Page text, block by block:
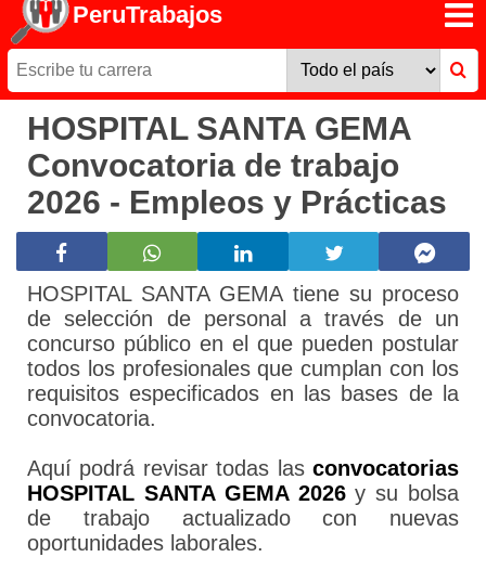
PeruTrabajos
HOSPITAL SANTA GEMA
Convocatoria de trabajo
2026 - Empleos y Prácticas
HOSPITAL SANTA GEMA tiene su proceso
de selección de personal a través de un
concurso público en el que pueden postular
todos los profesionales que cumplan con los
requisitos especificados en las bases de la
convocatoria.
Aquí podrá revisar todas las convocatorias
HOSPITAL SANTA GEMA 2026y su bolsa
de trabajo actualizado con nuevas
oportunidades laborales.